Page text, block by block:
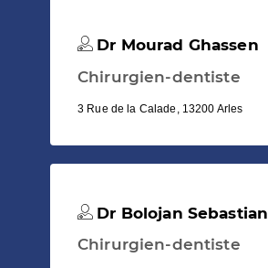
Dr Mourad Ghassen
Chirurgien-dentiste
3 Rue de la Calade, 13200 Arles
Dr Bolojan Sebastian
Chirurgien-dentiste